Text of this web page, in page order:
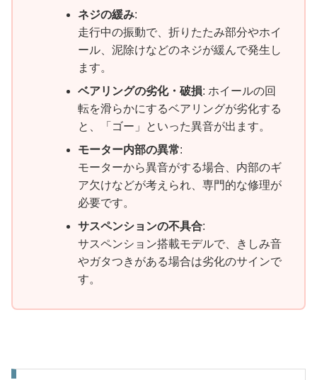
ネジの緩み:
走行中の振動で、折りたたみ部分やホイ
ール、泥除けなどのネジが緩んで発生し
ます。
ベアリングの劣化・破損: ホイールの回
転を滑らかにするベアリングが劣化する
と、「ゴー」といった異音が出ます。
モーター内部の異常:
モーターから異音がする場合、内部のギ
ア欠けなどが考えられ、専門的な修理が
必要です。
サスペンションの不具合:
サスペンション搭載モデルで、きしみ音
やガタつきがある場合は劣化のサインで
す。